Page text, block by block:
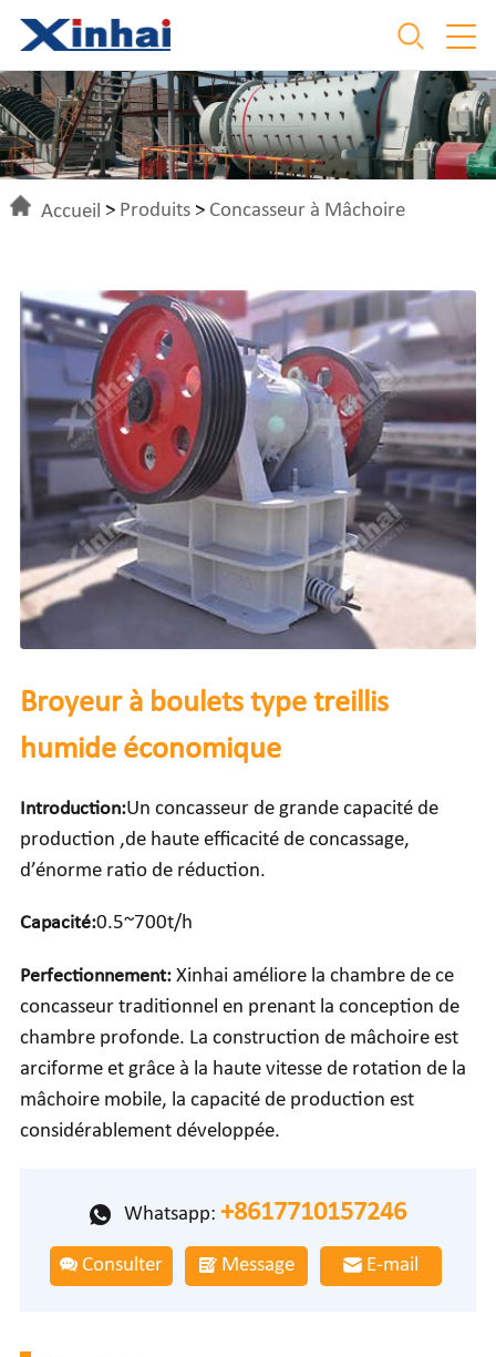
Accueil > Produits > Concasseur à Mâchoire
Broyeur à boulets type treillis
humide économique
Introduction:Un concasseur de grande capacité de
production ,de haute efficacité de concassage,
d’énorme ratio de réduction.
Capacité:0.5~700t/h
Perfectionnement:Xinhai améliore la chambre de ce
concasseur traditionnel en prenant la conception de
chambre profonde. La construction de mâchoire est
arciforme et grâce à la haute vitesse de rotation de la
mâchoire mobile, la capacité de production est
considérablement développée.
Whatsapp: +8617710157246
Consulter Message E-mail